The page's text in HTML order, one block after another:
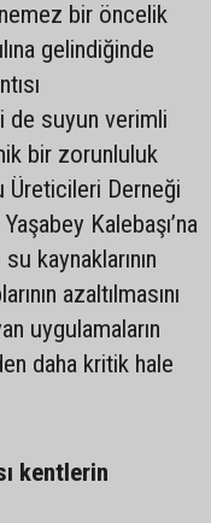
bir öncelik
gelindiğinde
de suyun verimli
bir zorunluluk
Üreticileri Derneği
Kalebaşı’na
kaynaklarının
azaltılmasını
uygulamaların
daha kritik hale
kentlerin